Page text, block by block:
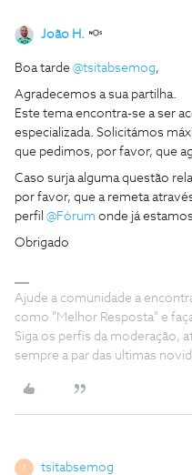
João H.
Boa tarde @tsitabsemog,
Agradecemos a sua partilha.
Este tema encontra-se a ser
especializada. Solicitámos
que pedimos, por favor, que
Caso surja alguma questão
por favor, que a remeta
perfil @Fórum onde já
Obrigado
Ajude a comunidade a
como "Melhor Resposta" e
Siga os perfis da moderação,
sempre a par das ultimas
T tsitabsemog